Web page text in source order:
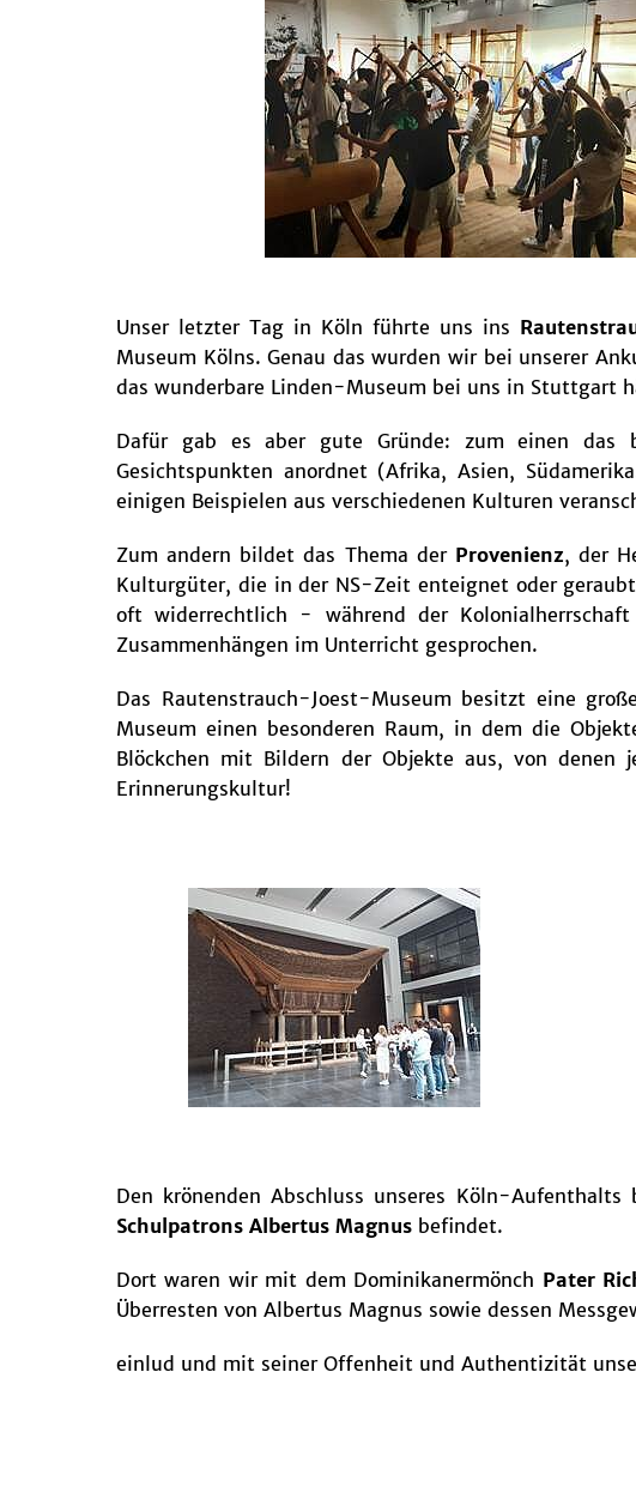
Unser letzter Tag in Köln führte uns ins
Museum Kölns. Genau das wurden wir bei unserer
das wunderbare Linden-Museum bei uns in Stuttgart
Dafür gab es aber gute Gründe: zum einen das
Gesichtspunkten anordnet (Afrika, Asien,
einigen Beispielen aus verschiedenen Kulturen
Zum andern bildet das Thema der Provenienz, der
Kulturgüter, die in der NS-Zeit enteignet oder
oft widerrechtlich - während der
Zusammenhängen im Unterricht gesprochen.
Das Rautenstrauch-Joest-Museum besitzt eine
Museum einen besonderen Raum, in dem die
Blöckchen mit Bildern der Objekte aus, von
Erinnerungskultur!
Den krönenden Abschluss unseres Köln-
Schulpatrons Albertus Magnus befindet.
Dort waren wir mit dem Dominikanermönch Pater
Überresten von Albertus Magnus sowie dessen
einlud und mit seiner Offenheit und Authentizität